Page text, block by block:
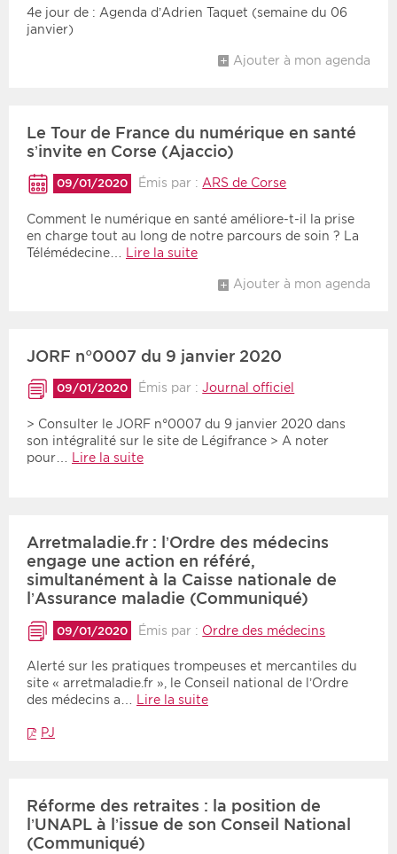
4e jour de : Agenda d’Adrien Taquet (semaine du 06
janvier)
Ajouter à mon agenda
Le Tour de France du numérique en santé
s’invite en Corse (Ajaccio)
09/01/2020 Émis par : ARS de Corse
Comment le numérique en santé améliore-t-il la prise
en charge tout au long de notre parcours de soin ? La
Télémédecine…
Lire la suite
Ajouter à mon agenda
JORF n°0007 du 9 janvier 2020
09/01/2020 Émis par :Journal officiel
> Consulter le JORF n°0007 du 9 janvier 2020 dans
son intégralité sur le site de Légifrance > A noter
pour…
Lire la suite
Arretmaladie.fr : l’Ordre des médecins
engage une action en référé,
simultanément à la Caisse nationale de
l’Assurance maladie (Communiqué)
09/01/2020 Émis par : Ordre des médecins
Alerté sur les pratiques trompeuses et mercantiles du
site « arretmaladie.fr », le Conseil national de l’Ordre
des médecins a… Lire la suite
PJ
Réforme des retraites : la position de
l’UNAPL à l’issue de son Conseil National
(Communiqué)